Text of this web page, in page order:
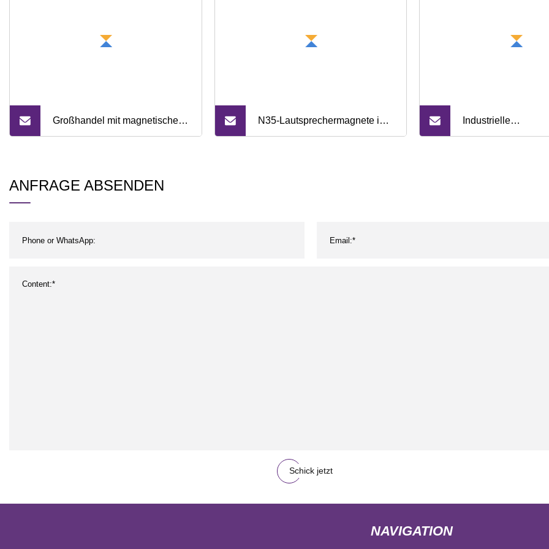
Großhandel mit magnetischem
Bambus
N35-Lautsprechermagnete im Industrielle
ANFRAGE ABSENDEN
Schick jetzt
NAVIGATION